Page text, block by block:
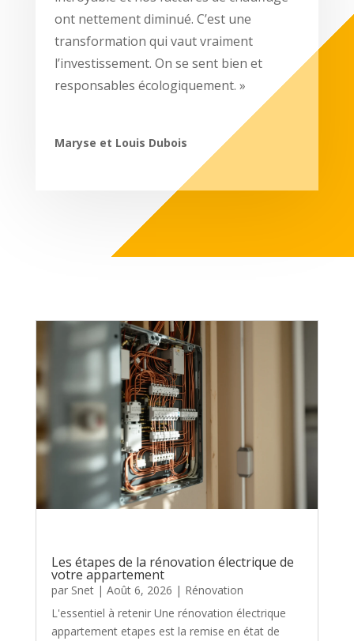
ont nettement diminué. C’est une
transformation qui vaut vraiment
l’investissement. On se sent bien et
responsables écologiquement. »
Maryse et Louis Dubois
Les étapes de la rénovation électrique de
votre appartement
par Snet| Août 6, 2026 | Rénovation
L'essentiel à retenir Une rénovation électrique
appartement etapes est la remise en état de